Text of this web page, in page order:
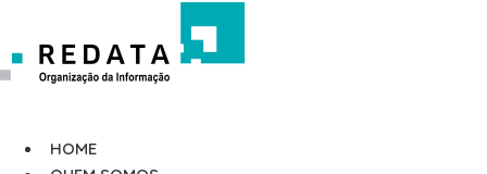
o
conteúdo
HOME